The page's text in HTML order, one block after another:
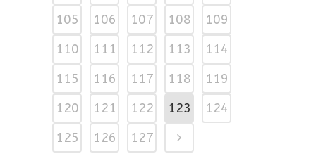
105
106 107 108
109
110
111 112 113
114
115
116 117 118
119
120
121 122 123
124
125
126 127